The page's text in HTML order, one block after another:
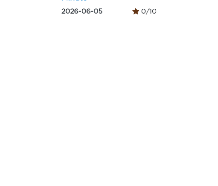
2026-06-05 0/10